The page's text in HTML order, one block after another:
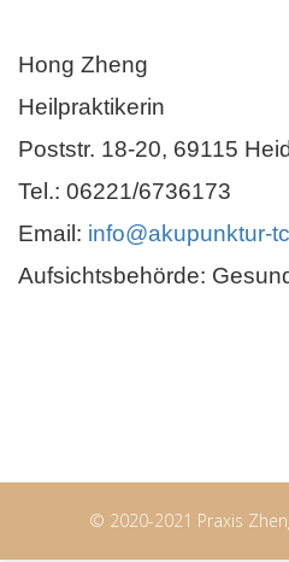
Hong Zheng
Heilpraktikerin
Poststr. 18-20, 69115
Tel.: 06221/6736173
Email: info@akupunktur-
Aufsichtsbehörde:
© 2020-2021 Praxis